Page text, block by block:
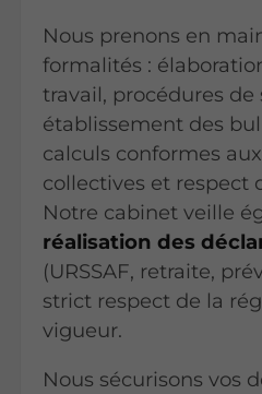
Nous prenons en
formalités :
travail, procédures de
établissement des
calculs conformes
collectives et respect
Notre cabinet veille
réalisation des
(URSSAF, retraite,
strict respect de la
vigueur.
Nous sécurisons vos